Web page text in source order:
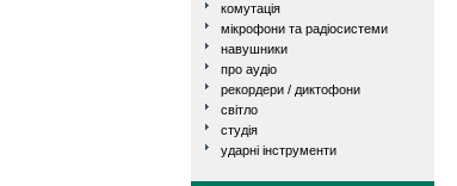
комутація
мікрофони та радіосистеми
навушники
про аудіо
рекордери / диктофони
світло
студія
ударні інструменти